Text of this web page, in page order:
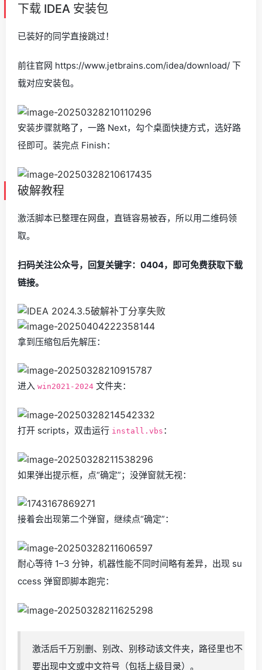
下载 IDEA 安装包
已装好的同学直接跳过！
前往官网 https://www.jetbrains.com/idea/download/ 下
载对应安装包。
安装步骤就略了，一路 Next，勾个桌面快捷方式，选好路
径即可。装完点 Finish：
破解教程
激活脚本已整理在网盘，直链容易被吞，所以用二维码领
取。
扫码关注公众号，回复关键字：0404，即可免费获取下载
链接。
拿到压缩包后先解压：
进入 win2021-2024 文件夹：
打开 scripts，双击运行 install.vbs ：
如果弹出提示框，点“确定”；没弹窗就无视：
接着会出现第二个弹窗，继续点“确定”：
耐心等待 1–3 分钟，机器性能不同时间略有差异，出现 su
ccess 弹窗即脚本跑完：
激活后千万别删、别改、别移动该文件夹，路径里也不
要出现中文或中文符号（包括上级目录）。